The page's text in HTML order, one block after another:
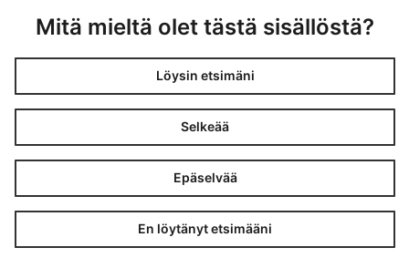
Mitä mieltä olet tästä sisällöstä?
Löysin etsimäni
Selkeää
Epäselvää
En löytänyt etsimääni